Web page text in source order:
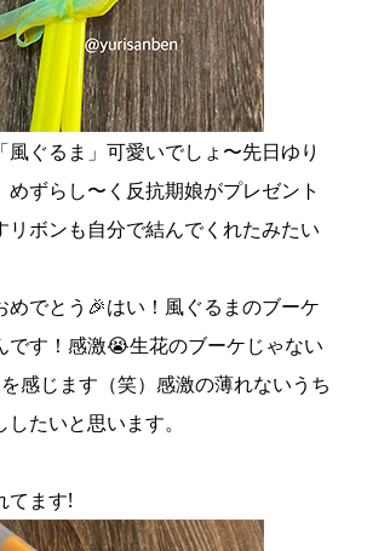
風ぐるま」可愛いでしょ〜先日ゆり
めずらし〜く反抗期娘がプレゼント
リボンも自分で結んでくれたみたい
めでとう🎉はい！風ぐるまのブーケ
です！感激😭生花のブーケじゃない
感じます（笑）感激の薄れないうち
たいと思います。
てます!